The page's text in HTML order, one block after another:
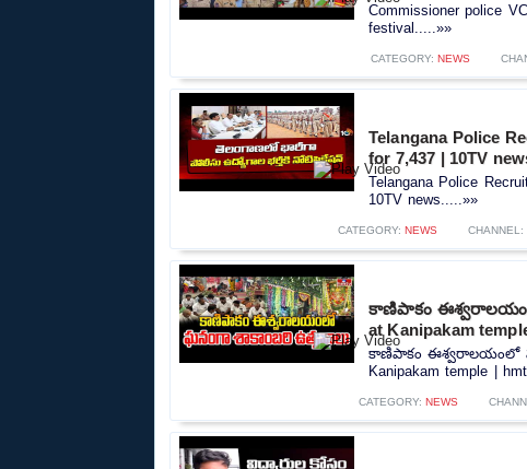
Commissioner police
festival.....»»
CATEGORY: NEWS
Telangana Police
for 7,437 | 10TV
Telangana Police
10TV news.....»»
CATEGORY: NEWS CHANNEL:
కాణిపాకం
at Kanipakam
కాణిపాకం ఈశ్వరాలయంలో
Kanipakam temple |
CATEGORY: NEWS